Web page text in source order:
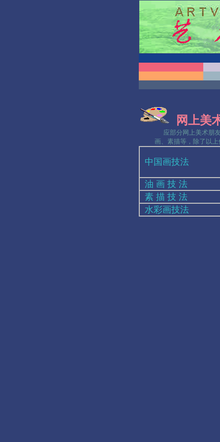
网上美
应部分网上美术朋友
画、素描等，除了以
中国画技法
油 画 技 法
素 描 技 法
水彩画技法